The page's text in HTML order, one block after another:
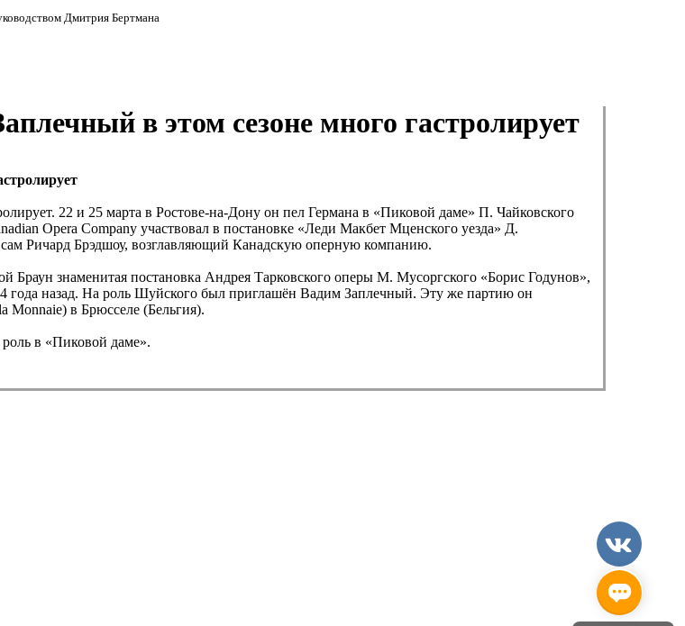
Дмитрия Бертмана
в этом сезоне много гастролирует
22 и 25 марта в Ростове-на-Дону он пел Германа в «Пиковой даме» П. Чайковского
Opera Company участвовал в постановке «Леди Макбет Мценского уезда» Д.
Ричард Брэдшоу, возглавляющий Канадскую оперную компанию.
Браун знаменитая постановка Андрея Тарковского оперы М. Мусоргского «Борис Годунов»,
года назад. На роль Шуйского был приглашён Вадим Заплечный. Эту же партию он
Monnaie) в Брюсселе (Бельгия).
в «Пиковой даме».